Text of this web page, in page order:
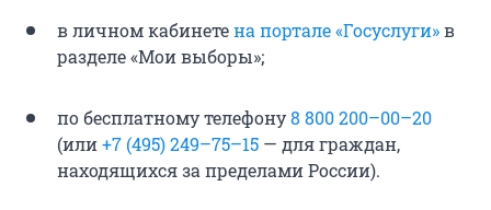
в личном кабинетена портале «Госуслуги»в
разделе «Мои выборы»;
по бесплатному телефону8 800 200–00–20
(или+7 (495) 249–75–15 — для граждан,
находящихся за пределами России).